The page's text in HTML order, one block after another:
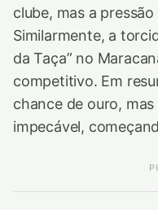
clube, mas a
Similarmente, a
da Taça” no
competitivo. Em
chance de ouro,
impecável,